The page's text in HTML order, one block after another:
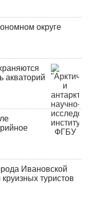
округе
акваторий
Ивановской
туристов